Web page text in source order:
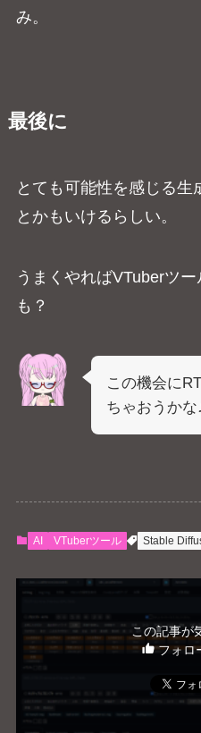
み。
最後に
とても可能性を感じる生
とかもいけるらしい。
うまくやればVTuberツ
も？
この機会に
ちゃおうかな
AI VTuberツール Stable
この記事が
フォロ